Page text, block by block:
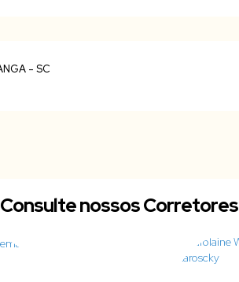
Consulte nossos Corretores